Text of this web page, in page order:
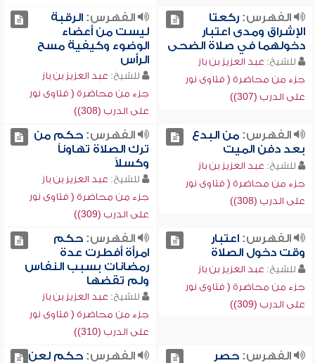
الفهرس:ركعتا
الإشراق ومدى اعتبار
دخولهما في صلاة الضحى
للشيخ: عبد العزيز بن باز
جزء من محاضرة ( فتاوى نور
على الدرب (307))
الفهرس:الرقبة
ليست من أعضاء
الوضوء وكيفية مسح
الرأس
للشيخ: عبد العزيز بن باز
جزء من محاضرة ( فتاوى نور
على الدرب (308))
الفهرس:من البدع
بعد دفن الميت
للشيخ: عبد العزيز بن باز
جزء من محاضرة ( فتاوى نور
على الدرب (308))
الفهرس:حكم من
ترك الصلاة تهاوناً
وكسلاً
للشيخ: عبد العزيز بن باز
جزء من محاضرة ( فتاوى نور
على الدرب (309))
الفهرس:اعتبار
وقت دخول الصلاة
للشيخ: عبد العزيز بن باز
جزء من محاضرة ( فتاوى نور
على الدرب (309))
الفهرس:حكم
امرأة أفطرت عدة
رمضانات بسبب النفاس
ولم تقضها
للشيخ: عبد العزيز بن باز
جزء من محاضرة ( فتاوى نور
على الدرب (310))
الفهرس:حصر
الفهرس:حكم لعن